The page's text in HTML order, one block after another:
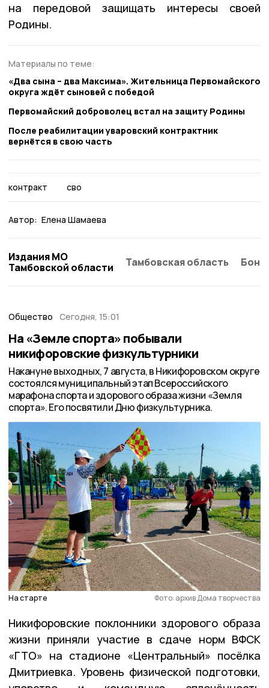
на передовой защищать интересы своей
Родины.
Материалы по теме:
«Два сына – два Максима». Жительница Первомайского
округа ждёт сыновей с победой
Первомайский доброволец встал на защиту Родины
После реабилитации уваровский контрактник
вернётся в свою часть
контракт сво
Автор: Елена Шамаева
Издания МО
Тамбовской области
Тамбовская область
Общество Сегодня, 15:01
На «Земле спорта» побывали
никифоровские физкультурники
Накануне выходных, 7 августа, в Никифоровском округе
состоялся муниципальный этап Всероссийского
марафона спорта и здорового образа жизни «Земля
спорта». Его посвятили Дню физкультурника.
На старте Фото: архив Дома творчества
Никифоровские поклонники здорового образа
жизни приняли участие в сдаче норм ВФСК
«ГТО» на стадионе «Центральный» посёлка
Дмитриевка. Уровень физической подготовки,